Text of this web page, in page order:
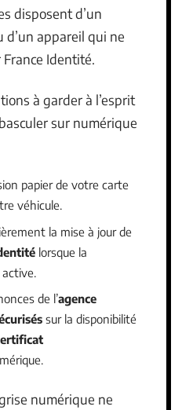
disposent d’un
d’un appareil qui ne
Identité.
à garder à l’esprit
sur numérique
papier de votre carte
véhicule.
la mise à jour de
lorsque la
de l’agence
sur la disponibilité
numérique ne